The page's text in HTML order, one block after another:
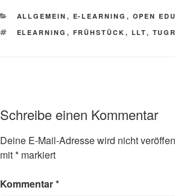
KATEGORIEN
ALLGEMEIN , E-LEARNING , OPEN
SCHLAGWÖRTER
ELEARNING , FRÜHSTÜCK , LLT,
Schreibe einen Kommentar
Deine E-Mail-Adresse wird nicht
mit* markiert
Kommentar*